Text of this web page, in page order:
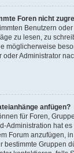
Foren nicht
Benutzern
zu lesen, zu
möglicherweise
oder Administrator
anfügen?
für Foren,
Administration hat
Forum anzufügen,
bestimmte Gruppen